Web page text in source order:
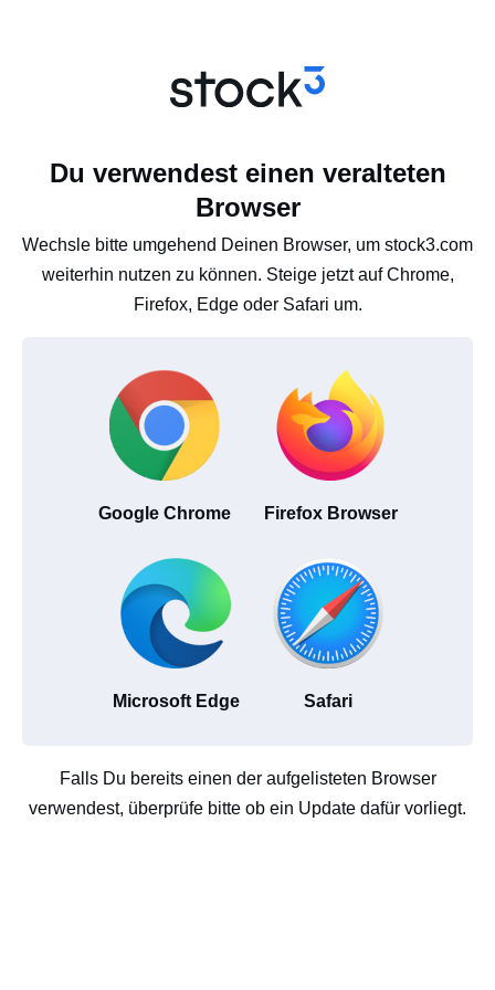
Du verwendest einen veralteten
Browser
Wechsle bitte umgehend Deinen Browser, um stock3.com
weiterhin nutzen zu können. Steige jetzt auf Chrome,
Firefox, Edge oder Safari um.
Google Chrome Firefox Browser
Microsoft Edge Safari
Falls Du bereits einen der aufgelisteten Browser
verwendest, überprüfe bitte ob ein Update dafür vorliegt.